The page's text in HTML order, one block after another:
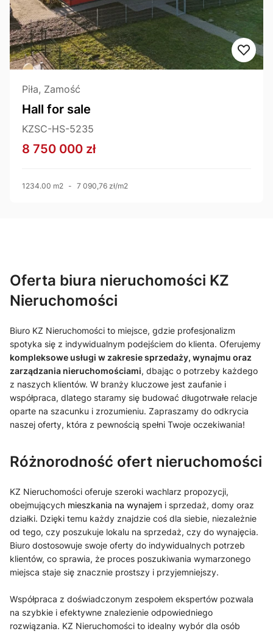
Piła, Zamość
Hall for sale
KZSC-HS-5235
8 750 000 zł
1234.00 m2 - 7 090,76 zł/m2
Oferta biura nieruchomości KZ
Nieruchomości
Biuro KZ Nieruchomości to miejsce, gdzie profesjonalizm
spotyka się z indywidualnym podejściem do klienta. Oferujemy
kompleksowe usługi w zakresie sprzedaży, wynajmu oraz
zarządzania nieruchomościami, dbając o potrzeby każdego
z naszych klientów. W branży kluczowe jest zaufanie i
współpraca, dlatego staramy się budować długotrwałe relacje
oparte na szacunku i zrozumieniu. Zapraszamy do odkrycia
naszej oferty, która z pewnością spełni Twoje oczekiwania!
Różnorodność ofert nieruchomości
KZ Nieruchomości oferuje szeroki wachlarz propozycji,
obejmujących mieszkania na wynajem i sprzedaż, domy oraz
działki. Dzięki temu każdy znajdzie coś dla siebie, niezależnie
od tego, czy poszukuje lokalu na sprzedaż, czy do wynajęcia.
Biuro dostosowuje swoje oferty do indywidualnych potrzeb
klientów, co sprawia, że proces poszukiwania wymarzonego
miejsca staje się znacznie prostszy i przyjemniejszy.
Współpraca z doświadczonym zespołem ekspertów pozwala
na szybkie i efektywne znalezienie odpowiedniego
rozwiązania. KZ Nieruchomości to idealny wybór dla osób